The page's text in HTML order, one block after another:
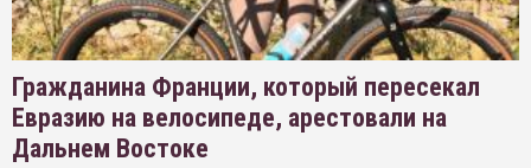
Гражданина Франции, который пересекал
Евразию на велосипеде, арестовали на
Дальнем Востоке